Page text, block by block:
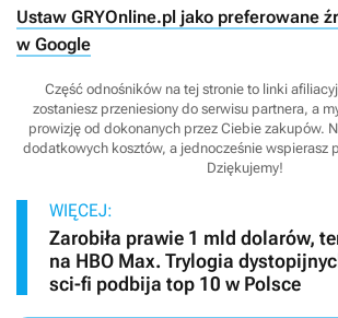
Ustaw GRYOnline.pl jako preferowane
w Google
Część odnośników na tej stronie to linki
zostaniesz przeniesiony do serwisu partnera, a
prowizję od dokonanych przez Ciebie zakupów.
dodatkowych kosztów, a jednocześnie wspierasz
Dziękujemy!
WIĘCEJ:
Zarobiła prawie 1 mld dolarów,
na HBO Max. Trylogia
sci-fi podbija top 10 w Polsce